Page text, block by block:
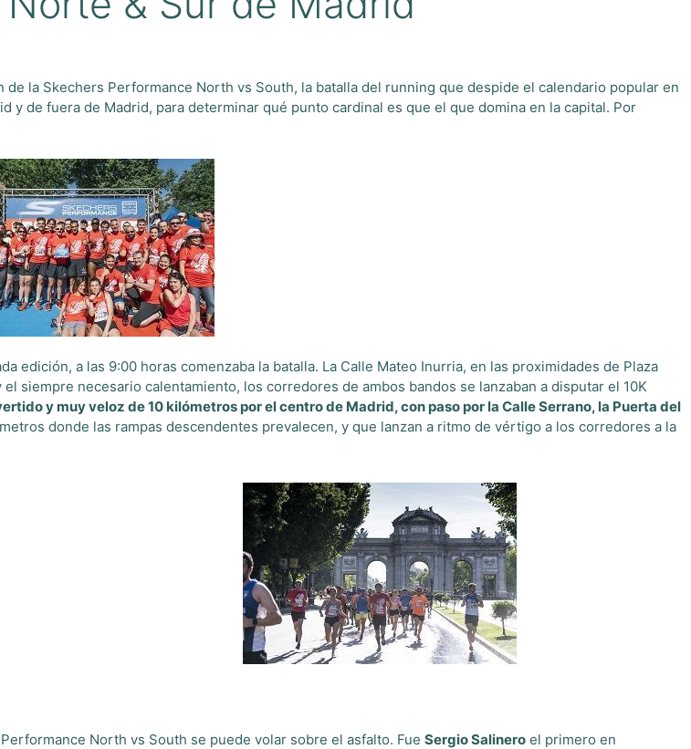
la Skechers Performance North vs South, la batalla del running que despide el calendario popular en
y de fuera de Madrid, para determinar qué punto cardinal es que el que domina en la capital. Por
edición, a las 9:00 horas comenzaba la batalla. La Calle Mateo Inurria, en las proximidades de Plaza
siempre necesario calentamiento, los corredores de ambos bandos se lanzaban a disputar el 10K
y muy veloz de 10 kilómetros por el centro de Madrid, con paso por la Calle Serrano, la Puerta del
donde las rampas descendentes prevalecen, y que lanzan a ritmo de vértigo a los corredores a la
North vs South se puede volar sobre el asfalto. Fue Sergio Salinero el primero en